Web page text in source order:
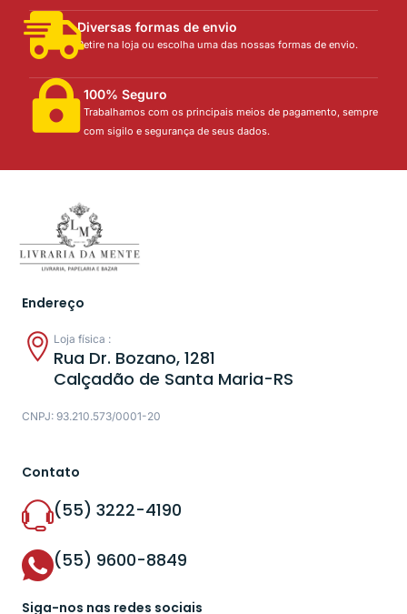
Diversas formas de envio
Retire na loja ou escolha uma das nossas formas de envio.
100% Seguro
Trabalhamos com os principais meios de pagamento, sempre
com sigilo e segurança de seus dados.
Endereço
Loja física :
Rua Dr. Bozano, 1281
Calçadão de Santa Maria-RS
CNPJ: 93.210.573/0001-20
Contato
(55) 3222-4190
(55) 9600-8849
Siga-nos nas redes sociais